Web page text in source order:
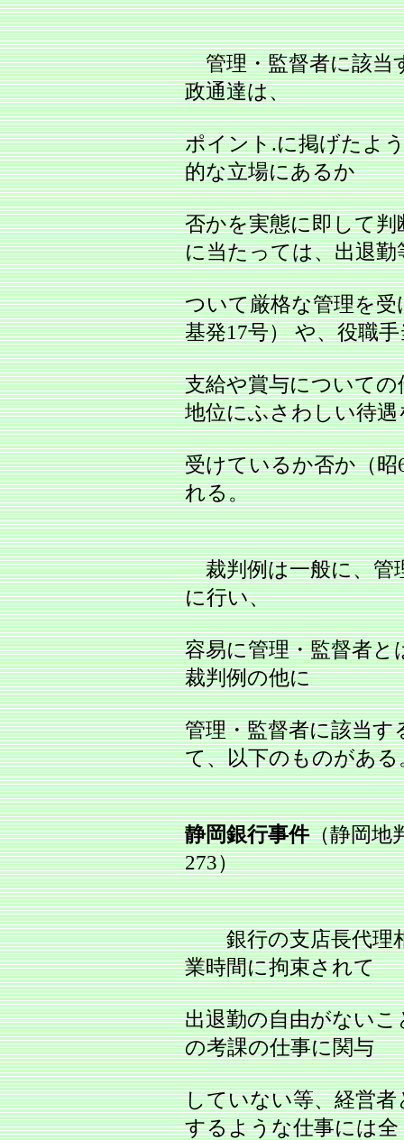
管理・監督者に該当
政通達は、
ポイント.に掲げたよ
的な立場にあるか
否かを実態に即して
に当たっては、出退勤
ついて厳格な管理を受
基発17号） や、役職
支給や賞与について
地位にふさわしい待遇
受けているか否か（昭
れる。
裁判例は一般に、管
に行い、
容易に管理・監督者
裁判例の他に
管理・監督者に該当
て、以下のものがある
静岡銀行事件（静岡地
273）
銀行の支店長代理相
業時間に拘束されて
出退勤の自由がない
の考課の仕事に関与
していない等、経営
するような仕事には全